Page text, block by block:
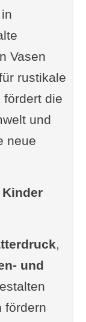
für die
in
Vasen
rustikale
fördert die
und
neue
,
und
fördern